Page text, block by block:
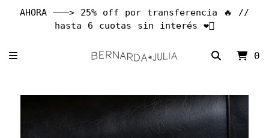
AHORA ———> 25% off por transferencia 🔥 //
hasta 6 cuotas sin interés ❤️‍🔥
0